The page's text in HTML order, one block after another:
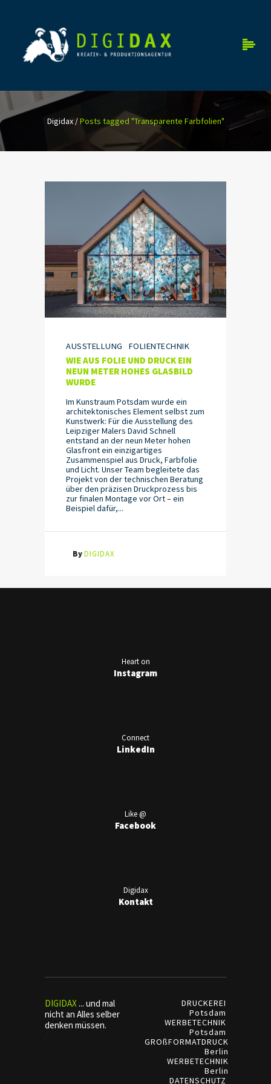
Digidax/Posts tagged "Transparente Farbfolien"
AUSSTELLUNG FOLIENTECHNIK
WIE AUS FOLIE UND DRUCK EIN
NEUN METER HOHES GLASBILD
WURDE
Im Kunstraum Potsdam wurde ein
architektonisches Element selbst zum
Kunstwerk: Für die Ausstellung des
Leipziger Malers David Schnell
entstand an der neun Meter hohen
Glasfront ein einzigartiges
Zusammenspiel aus Druck, Farbfolie
und Licht. Unser Team begleitete das
Projekt von der technischen Beratung
über den präzisen Druckprozess bis
zur finalen Montage vor Ort – ein
Beispiel dafür,...
ByDIGIDAX
Heart on
Instagram
Connect
LinkedIn
Like @
Facebook
Digidax
Kontakt
DIGIDAX ... und mal
nicht an Alles selber
denken müssen.
/
DRUCKEREI
Potsdam
WERBETECHNIK
Potsdam
GROßFORMATDRUCK
Berlin
WERBETECHNIK
Berlin
DATENSCHUTZ